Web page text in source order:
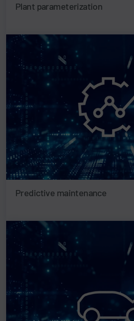
Plant parameterization
Predictive maintenance